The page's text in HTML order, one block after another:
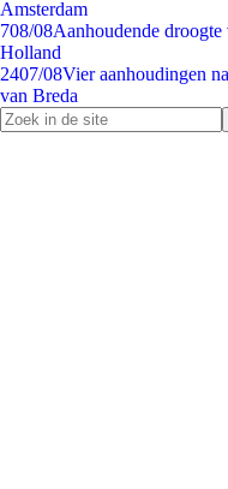
Amsterdam
708/08Aanhoudende
Holland
2407/08Vier aanhoudingen
van Breda